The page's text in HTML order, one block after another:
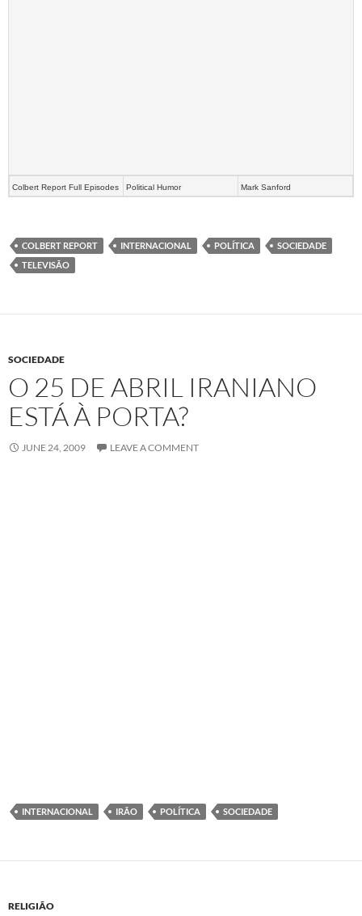
Colbert Report Full Episodes Political Humor Mark Sanford
COLBERT REPORT INTERNACIONAL POLÍTICA
SOCIEDADE
TELEVISÃO
SOCIEDADE
O 25 DE ABRIL IRANIANO
ESTÁ À PORTA?
JUNE 24, 2009 LEAVE A COMMENT
INTERNACIONAL IRÃO POLÍTICA SOCIEDADE
RELIGIÃO